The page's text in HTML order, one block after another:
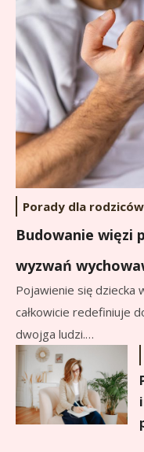
Budowanie więzi
w obliczu wyzwań
wychowawczych
Porady dla rodziców
Budowanie więzi
wyzwań
Pojawienie się
całkowicie redefiniuje
dwojga ludzi.…